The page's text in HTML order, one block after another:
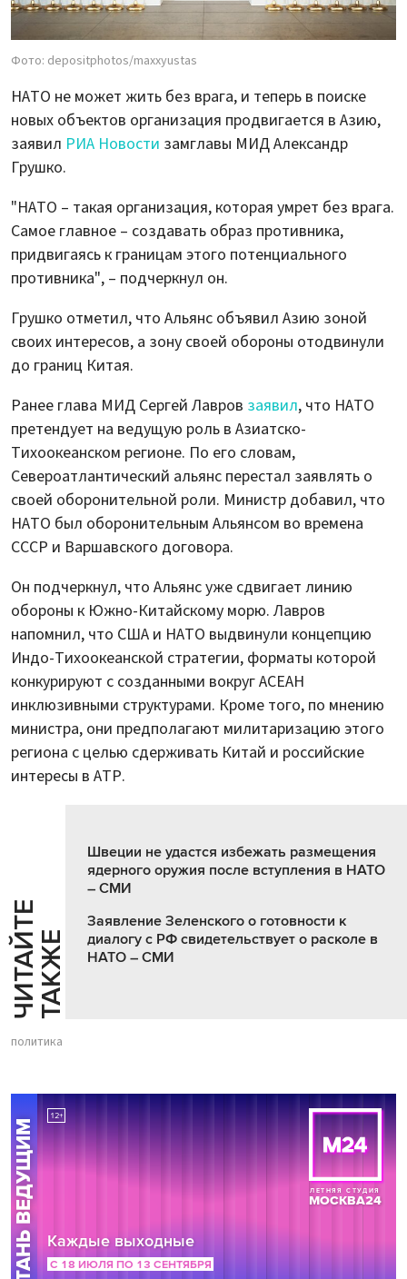
Фото: depositphotos/maxxyustas
НАТО не может жить без врага, и теперь в поиске
новых объектов организация продвигается в Азию,
заявил РИА Новости замглавы МИД Александр
Грушко.
"НАТО – такая организация, которая умрет без врага.
Самое главное – создавать образ противника,
придвигаясь к границам этого потенциального
противника", – подчеркнул он.
Грушко отметил, что Альянс объявил Азию зоной
своих интересов, а зону своей обороны отодвинули
до границ Китая.
Ранее глава МИД Сергей Лавров заявил, что НАТО
претендует на ведущую роль в Азиатско-
Тихоокеанском регионе. По его словам,
Североатлантический альянс перестал заявлять о
своей оборонительной роли. Министр добавил, что
НАТО был оборонительным Альянсом во времена
СССР и Варшавского договора.
Он подчеркнул, что Альянс уже сдвигает линию
обороны к Южно-Китайскому морю. Лавров
напомнил, что США и НАТО выдвинули концепцию
Индо-Тихоокеанской стратегии, форматы которой
конкурируют с созданными вокруг АСЕАН
инклюзивными структурами. Кроме того, по мнению
министра, они предполагают милитаризацию этого
региона с целью сдерживать Китай и российские
интересы в АТР.
Ч
И
Т
АЙ
Т
Е
Т
А
К
ЖЕ
Швеции не удастся избежать размещения
ядерного оружия после вступления в НАТО
– СМИ
Заявление Зеленского о готовности к
диалогу с РФ свидетельствует о расколе в
НАТО – СМИ
политика